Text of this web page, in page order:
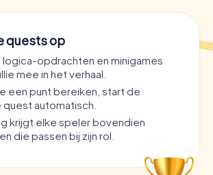
quests op
logica-opdrachten en minigames
mee in het verhaal.
een punt bereiken, start de
automatisch.
krijgt elke speler bovendien
die passen bij zijn rol.